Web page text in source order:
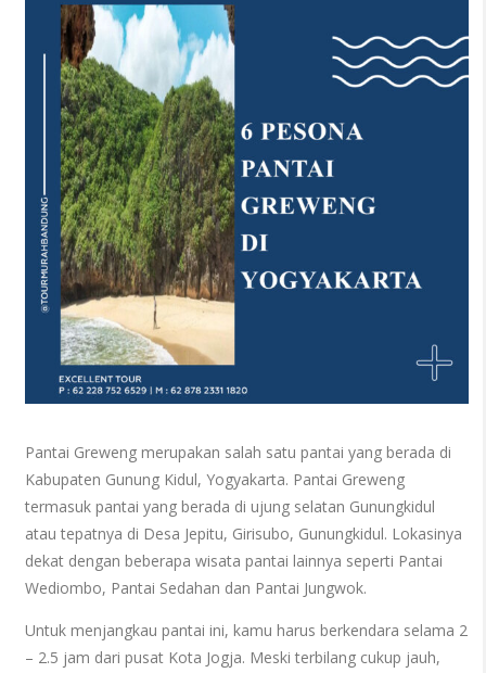
Pantai Greweng merupakan salah satu pantai yang berada di
Kabupaten Gunung Kidul, Yogyakarta. Pantai Greweng
termasuk pantai yang berada di ujung selatan Gunungkidul
atau tepatnya di Desa Jepitu, Girisubo, Gunungkidul. Lokasinya
dekat dengan beberapa wisata pantai lainnya seperti Pantai
Wediombo, Pantai Sedahan dan Pantai Jungwok.
Untuk menjangkau pantai ini, kamu harus berkendara selama 2
– 2.5 jam dari pusat Kota Jogja. Meski terbilang cukup jauh,